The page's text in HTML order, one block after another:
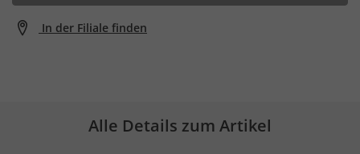
In der Filiale finden
Alle Details zum Artikel